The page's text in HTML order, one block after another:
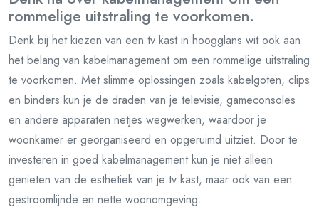
rommelige uitstraling te voorkomen.
Denk bij het kiezen van een tv kast in hoogglans wit ook aan
het belang van kabelmanagement om een rommelige uitstraling
te voorkomen. Met slimme oplossingen zoals kabelgoten, clips
en binders kun je de draden van je televisie, gameconsoles
en andere apparaten netjes wegwerken, waardoor je
woonkamer er georganiseerd en opgeruimd uitziet. Door te
investeren in goed kabelmanagement kun je niet alleen
genieten van de esthetiek van je tv kast, maar ook van een
gestroomlijnde en nette woonomgeving.